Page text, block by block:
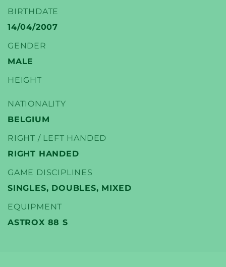
YONEX
TENNIS SPELERS
BIRTHDATE
14/04/2007
GENDER
MALE
HEIGHT
NATIONALITY
BELGIUM
RIGHT / LEFT HANDED
RIGHT HANDED
GAME DISCIPLINES
SINGLES, DOUBLES, MIXED
EQUIPMENT
ASTROX 88 S